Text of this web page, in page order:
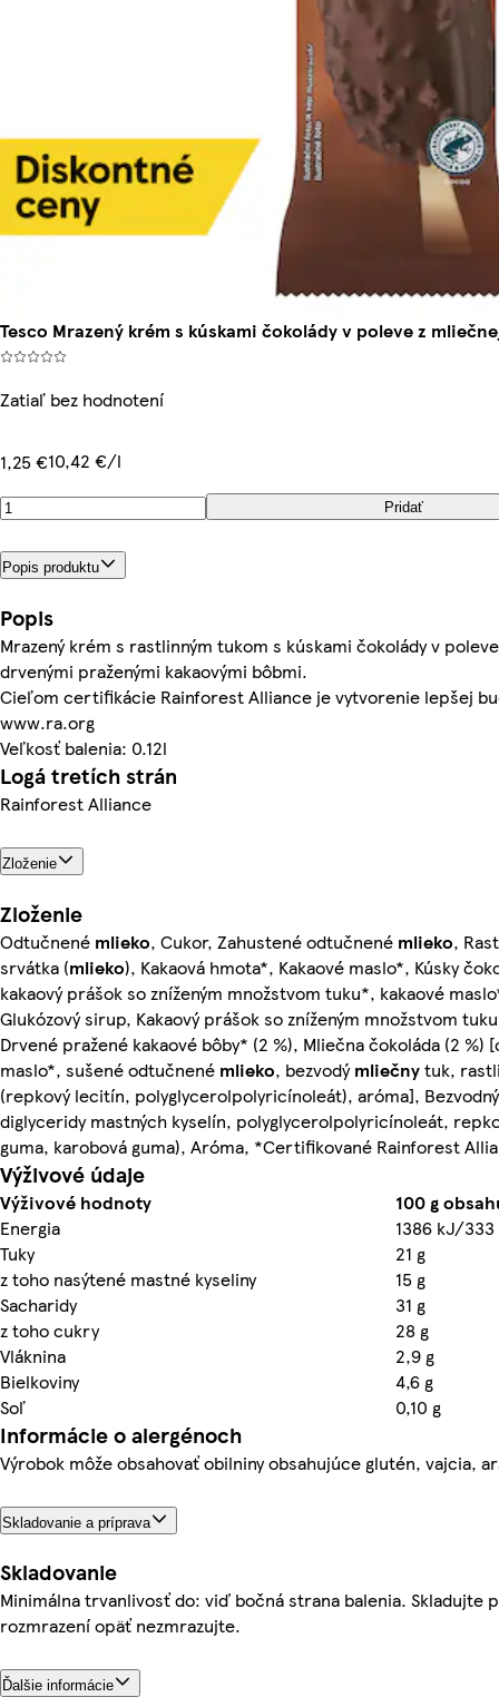
Tesco Mrazený krém s kúskami čokolády v poleve z
Zatiaľ bez hodnotení
1,25 €10,42 €/l
Pridať
Popis produktu
Popis
Mrazený krém s rastlinným tukom s kúskami čokolády v
drvenými praženými kakaovými bôbmi.
Cieľom certifikácie Rainforest Alliance je vytvorenie lepšej
www.ra.org
Veľkosť balenia: 0.12l
Logá tretích strán
Rainforest Alliance
Zloženie
Zloženie
Odtučnené mlieko, Cukor, Zahustené odtučnené mlieko,
srvátka (mlieko), Kakaová hmota*, Kakaové maslo*, Kúsky
kakaový prášok so zníženým množstvom tuku*, kakaové
Glukózový sirup, Kakaový prášok so zníženým množstvom
Drvené pražené kakaové bôby* (2 %), Mliečna čokoláda (2 %)
maslo*, sušené odtučnené mlieko, bezvodýmliečnytuk,
(repkový lecitín, polyglycerolpolyricínoleát), aróma],
diglyceridy mastných kyselín, polyglycerolpolyricínoleát,
guma, karobová guma), Aróma, *Certifikované Rainforest
Výživové údaje
Výživové hodnoty
100 g
Energia
1386 kJ/
Tuky
21 g
z toho nasýtené mastné kyseliny
15 g
Sacharidy
31 g
z toho cukry
28 g
Vláknina
2,9 g
Bielkoviny
4,6 g
Soľ
0,10 g
Informácie o alergénoch
Výrobok môže obsahovať obilniny obsahujúce glutén, vajcia,
Skladovanie a príprava
Skladovanie
Minimálna trvanlivosť do: viď bočná strana balenia. Skladujte
rozmrazení opäť nezmrazujte.
Ďalšie informácie